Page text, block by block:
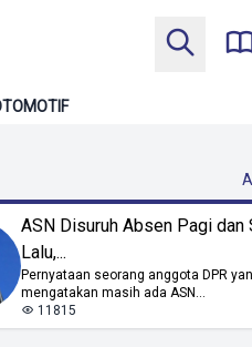
ASN Disuruh Absen Pagi dan
Lalu,...
Pernyataan seorang anggota DPR
mengatakan masih ada ASN...
11815